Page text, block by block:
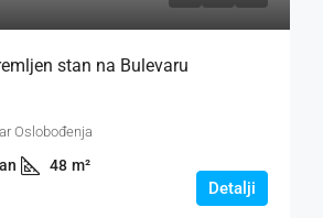
stan na Bulevaru
Oslobođenja
48 m²
Detalji